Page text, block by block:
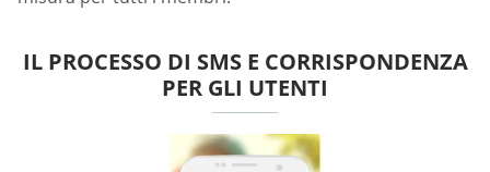
IL PROCESSO DI SMS E CORRISPONDENZA
PER GLI UTENTI